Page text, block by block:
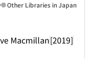
Macmillan[2019]
Other Libraries in Japan